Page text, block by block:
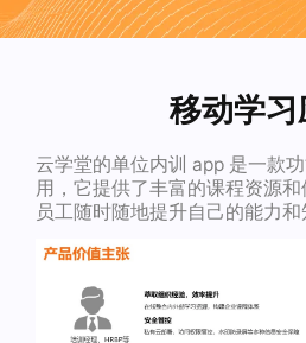
移动学习
云学堂的单位内训 app 是一款
用，它提供了丰富的课程资源
员工随时随地提升自己的能力